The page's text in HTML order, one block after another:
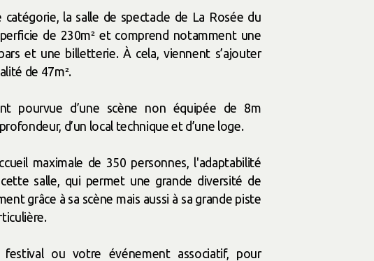
la salle de spectacle de La Rosée du
de 230m² et comprend notamment une
et une billetterie. À cela, viennent s’ajouter
de 47m².
pourvue d’une scène non équipée de 8m
d’un local technique et d’une loge.
maximale de 350 personnes, l'adaptabilité
salle, qui permet une grande diversité de
grâce à sa scène mais aussi à sa grande piste
festival ou votre événement associatif, pour